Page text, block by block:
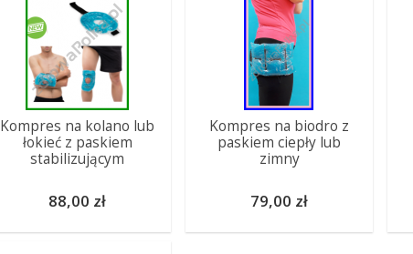
Kompres na kolano lub
łokieć z paskiem
stabilizującym
88,00 zł
Kompres na biodro z
paskiem ciepły lub
zimny
79,00 zł